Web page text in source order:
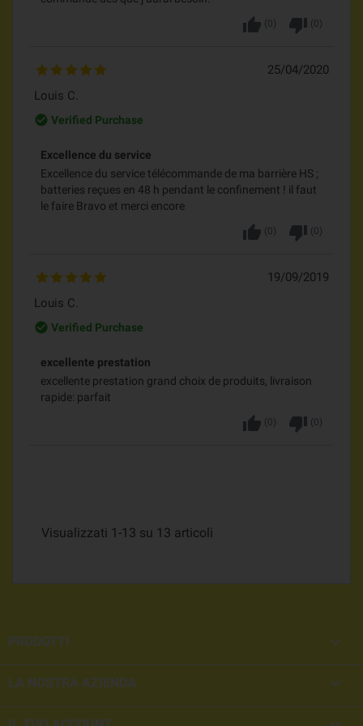
thumb_up (0 ) thumb_down (0 )
25/04/2020
Louis C.
check_circle_outline
Verified Purchase
Excellence du service
Excellence du service télécommande de ma barrière HS ;
batteries reçues en 48 h pendant le confinement ! il faut
le faire Bravo et merci encore
thumb_up (0 ) thumb_down (0 )
19/09/2019
Louis C.
check_circle_outline
Verified Purchase
excellente prestation
excellente prestation grand choix de produits, livraison
rapide: parfait
thumb_up (0 ) thumb_down (0 )
Visualizzati 1-13 su 13 articoli
PRODOTTI 
LA NOSTRA AZIENDA 